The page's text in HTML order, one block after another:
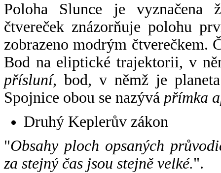
Poloha Slunce je vyznačena
čtvereček znázorňuje polohu
zobrazeno modrým čtverečkem.
Bod na eliptické trajektorii, v
přísluní, bod, v němž je
Spojnice obou se nazývá přímka
Druhý Keplerův zákon
"Obsahy ploch opsaných
za stejný čas jsou stejně velké.".